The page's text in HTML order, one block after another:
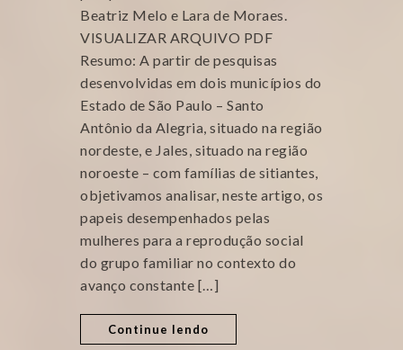
Beatriz Melo e Lara de Moraes.
VISUALIZAR ARQUIVO PDF
Resumo: A partir de pesquisas
desenvolvidas em dois municípios do
Estado de São Paulo – Santo
Antônio da Alegria, situado na região
nordeste, e Jales, situado na região
noroeste – com famílias de sitiantes,
objetivamos analisar, neste artigo, os
papeis desempenhados pelas
mulheres para a reprodução social
do grupo familiar no contexto do
avanço constante […]
Continue lendo